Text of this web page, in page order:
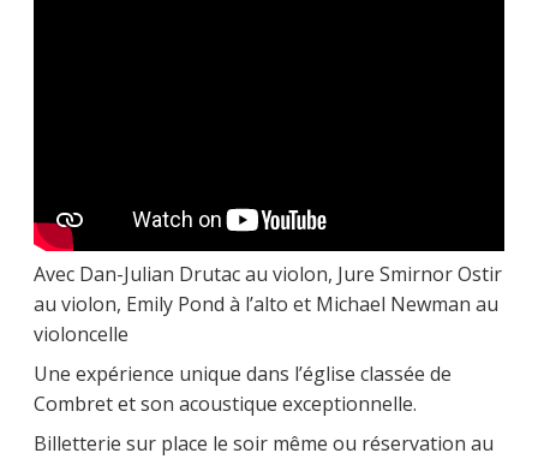
Avec Dan-Julian Drutac au violon, Jure Smirnor Ostir
au violon, Emily Pond à l’alto et Michael Newman au
violoncelle
Une expérience unique dans l’église classée de
Combret et son acoustique exceptionnelle.
Billetterie sur place le soir même ou réservation au